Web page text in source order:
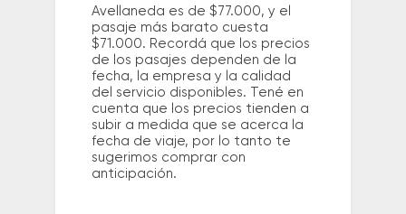
Avellaneda es de $77.000, y el
pasaje más barato cuesta
$71.000. Recordá que los precios
de los pasajes dependen de la
fecha, la empresa y la calidad
del servicio disponibles. Tené en
cuenta que los precios tienden a
subir a medida que se acerca la
fecha de viaje, por lo tanto te
sugerimos comprar con
anticipación.